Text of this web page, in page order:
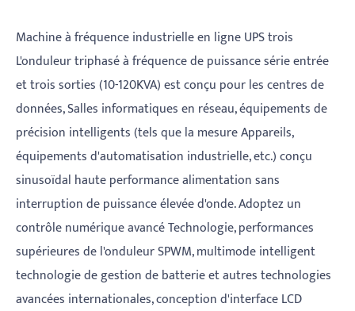
Machine à fréquence industrielle en ligne UPS trois
L'onduleur triphasé à fréquence de puissance série entrée
et trois sorties (10-120KVA) est conçu pour les centres de
données, Salles informatiques en réseau, équipements de
précision intelligents (tels que la mesure Appareils,
équipements d'automatisation industrielle, etc.) conçu
sinusoïdal haute performance alimentation sans
interruption de puissance élevée d'onde. Adoptez un
contrôle numérique avancé Technologie, performances
supérieures de l'onduleur SPWM, multimode intelligent
technologie de gestion de batterie et autres technologies
avancées internationales, conception d'interface LCD